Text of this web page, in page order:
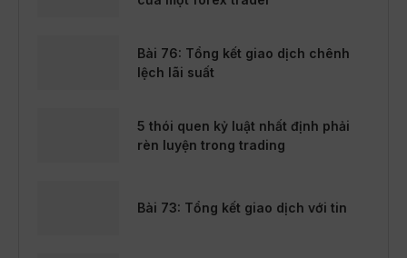
Bài 76: Tổng kết giao dịch chênh
lệch lãi suất
5 thói quen kỷ luật nhất định phải
rèn luyện trong trading
Bài 73: Tổng kết giao dịch với tin